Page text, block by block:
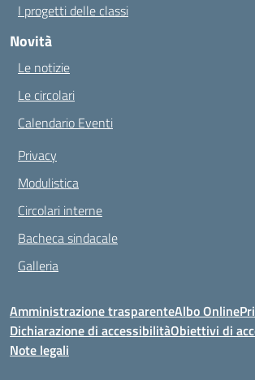
I progetti delle classi
Novità
Le notizie
Le circolari
Calendario Eventi
Privacy
Modulistica
Circolari interne
Bacheca sindacale
Galleria
Amministrazione trasparenteAlbo Online
Dichiarazione di accessibilitàObiettivi di
Note legali